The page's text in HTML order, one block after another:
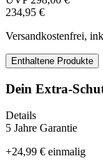
234,95 €
Versandkostenfrei,
Enthaltene Produkte
Dein Extra-
Details
5 Jahre Garantie
+24,99 € einmalig